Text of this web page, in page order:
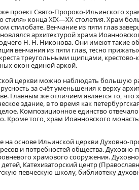
проект Свято-Пророко-Ильинского
стиля» конца XIX—XX столетия. Храм
стилобате. Венчание из пяти глав
архитектурой храма
Н. Н. Никонова. Они имеют такие
венчания из пяти глав, тесно
треугольными щипцами, крестово-
окон единой аркой.
церкви можно наблюдать большую
за счёт уменьшения к верху
Главным же отличием является то,
здание, в то время как
Композиционное единство
Кроме того, храм Иоанновского
на основе Ильинской церкви Духовно-
и потребностей общества. Духовно-
храмового сооружения.
Катехизаторский центр
певческую школу, библиотеку